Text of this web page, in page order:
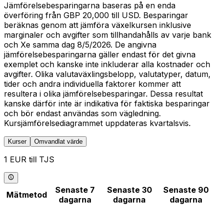
Jämförelsebesparingarna baseras på en enda
överföring från GBP 20,000 till USD. Besparingar
beräknas genom att jämföra växelkursen inklusive
marginaler och avgifter som tillhandahålls av varje bank
och Xe samma dag 8/5/2026. De angivna
jämförelsebesparingarna gäller endast för det givna
exemplet och kanske inte inkluderar alla kostnader och
avgifter. Olika valutaväxlingsbelopp, valutatyper, datum,
tider och andra individuella faktorer kommer att
resultera i olika jämförelsebesparingar. Dessa resultat
kanske därför inte är indikativa för faktiska besparingar
och bör endast användas som vägledning.
Kursjämförelsediagrammet uppdateras kvartalsvis.
Kurser Omvandlat värde
1 EUR till TJS
Mätmetod
Senaste 7
dagarna
Senaste 30
dagarna
Senaste 90
dagarna